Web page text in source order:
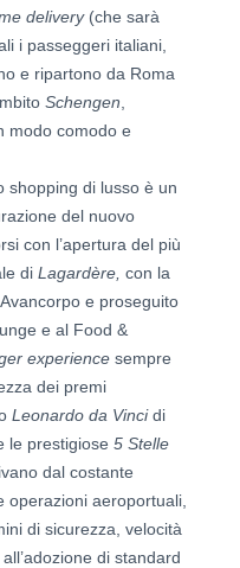
delivery (che sarà
i passeggeri italiani,
e ripartono da Roma
Schengen
modo comodo e
shopping di lusso è un
del nuovo
con l’apertura del più
di Lagardère, con la
e proseguito
e al Food &
experience sempre
dei premi
Leonardo da Vincidi
le prestigiose 5 Stelle
dal costante
operazioni aeroportuali,
di sicurezza, velocità
di standard